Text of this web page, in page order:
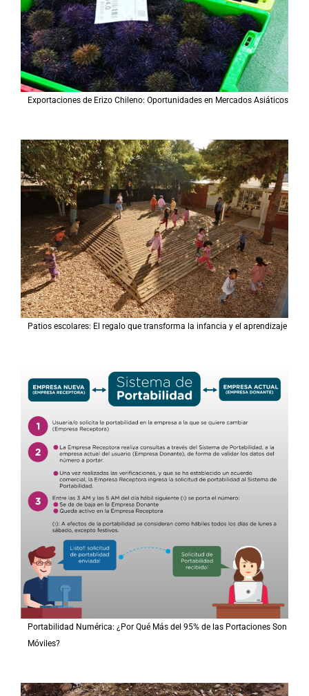
Exportaciones de Erizo Chileno: Oportunidades en Mercados Asiáticos
Patios escolares: El regalo que transforma la infancia y el aprendizaje
Portabilidad Numérica: ¿Por Qué Más del 95% de las Portaciones Son
Móviles?